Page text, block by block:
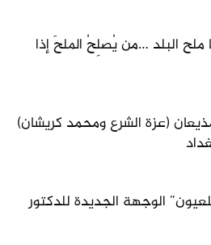
ملح البلد …من يُصلِحُ الملحَ إذا
(عزة الشرع ومحمد كريشان)
الوجهة الجديدة للدكتور